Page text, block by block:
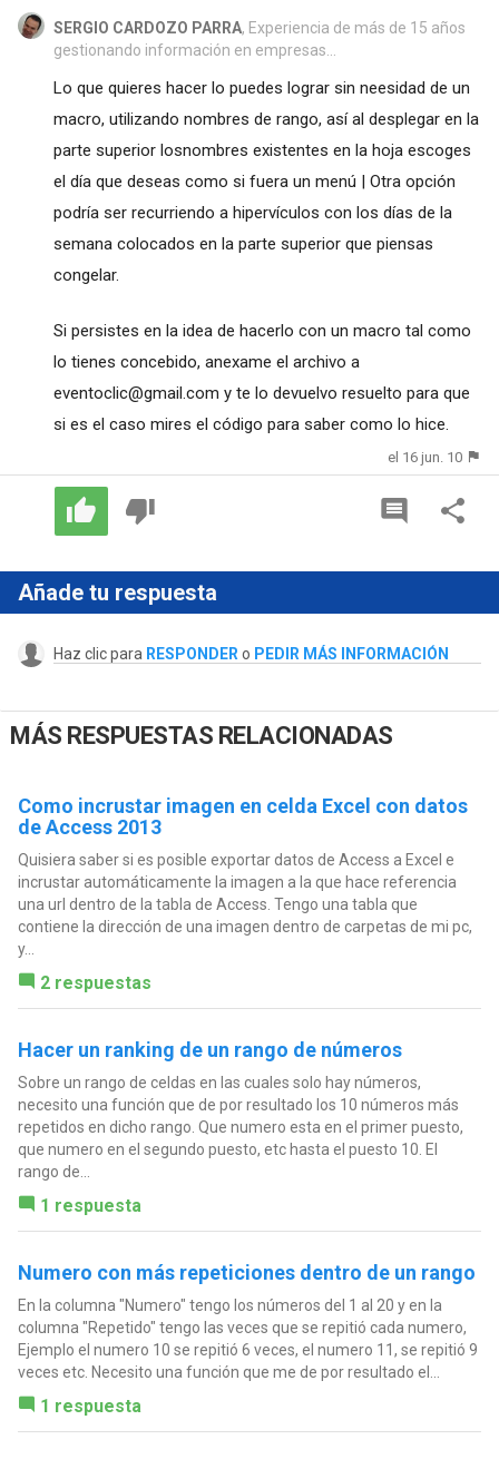
SERGIO CARDOZO PARRA, Experiencia de más de 15 años
gestionando información en empresas...
Lo que quieres hacer lo puedes lograr sin neesidad de un
macro, utilizando nombres de rango, así al desplegar en la
parte superior losnombres existentes en la hoja escoges
el día que deseas como si fuera un menú | Otra opción
podría ser recurriendo a hipervículos con los días de la
semana colocados en la parte superior que piensas
congelar.
Si persistes en la idea de hacerlo con un macro tal como
lo tienes concebido, anexame el archivo a
eventoclic@gmail.com y te lo devuelvo resuelto para que
si es el caso mires el código para saber como lo hice.
el 16 jun. 10
Añade tu respuesta
Haz clic para RESPONDER o PEDIR MÁS INFORMACIÓN
MÁS RESPUESTAS RELACIONADAS
Como incrustar imagen en celda Excel con datos
de Access 2013
Quisiera saber si es posible exportar datos de Access a Excel e
incrustar automáticamente la imagen a la que hace referencia
una url dentro de la tabla de Access. Tengo una tabla que
contiene la dirección de una imagen dentro de carpetas de mi pc,
y...
2 respuestas
Hacer un ranking de un rango de números
Sobre un rango de celdas en las cuales solo hay números,
necesito una función que de por resultado los 10 números más
repetidos en dicho rango. Que numero esta en el primer puesto,
que numero en el segundo puesto, etc hasta el puesto 10. El
rango de...
1 respuesta
Numero con más repeticiones dentro de un rango
En la columna "Numero" tengo los números del 1 al 20 y en la
columna "Repetido" tengo las veces que se repitió cada numero,
Ejemplo el numero 10 se repitió 6 veces, el numero 11, se repitió 9
veces etc. Necesito una función que me de por resultado el...
1 respuesta